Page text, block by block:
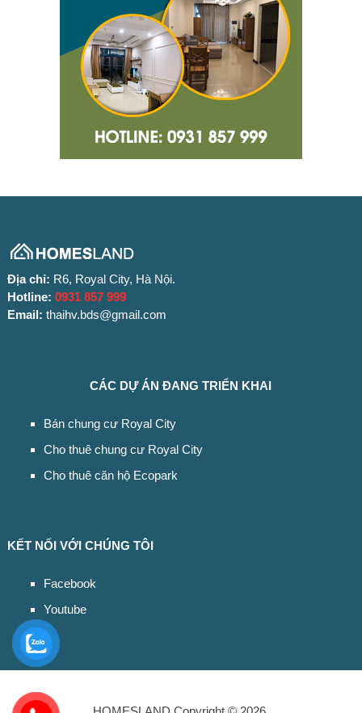
Địa chỉ: R6, Royal City, Hà Nội.
Hotline: 0931 857 999
Email: thaihv.bds@gmail.com
CÁC DỰ ÁN ĐANG TRIỂN KHAI
Bán chung cư Royal City
Cho thuê chung cư Royal City
Cho thuê căn hộ Ecopark
KẾT NỐI VỚI CHÚNG TÔI
Facebook
Youtube